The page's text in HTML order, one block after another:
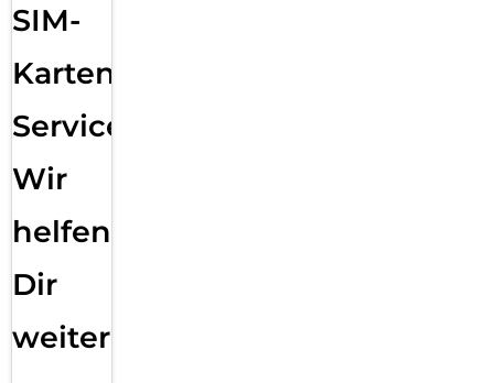
SIM-
Karten
Service:
Wir
helfen
Dir
weiter